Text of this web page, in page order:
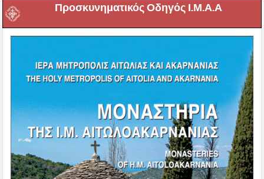
Προσκυνηματικός Οδηγός Ι.Μ.Α.Α